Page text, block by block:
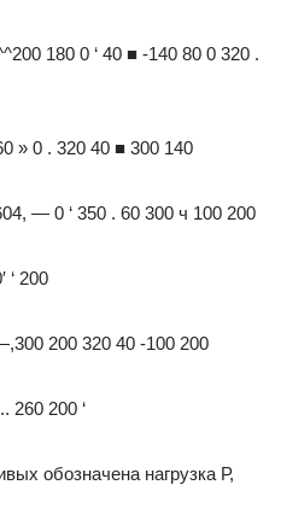
180 0 ‘ 40 ■ -140 80 0 320 .
» 0 . 320 40 ■ 300 140
— 0 ‘ 350 . 60 300 ч 100 200
‘ 200
200 320 40 -100 200
260 200 ‘
обозначена нагрузка Р,